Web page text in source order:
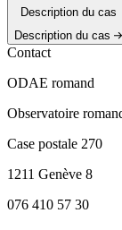
Description du cas
Description du cas
Contact
ODAE romand
Observatoire
Case postale 270
1211 Genève 8
076 410 57 30